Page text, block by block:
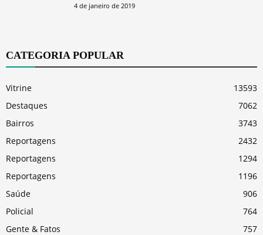
4 de janeiro de 2019
CATEGORIA POPULAR
Vitrine
13593
Destaques
7062
Bairros
3743
Reportagens
2432
Reportagens
1294
Reportagens
1196
Saúde
906
Policial
764
Gente & Fatos
757